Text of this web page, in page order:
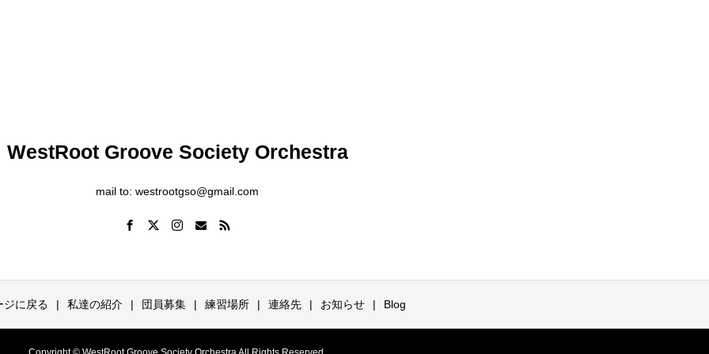
WestRoot Groove Society Orchestra
mail to: westrootgso@gmail.com
ジに戻る 私達の紹介 団員募集 練習場所 連絡先 お知らせ Blog